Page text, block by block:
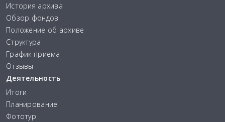
История архива
Обзор фондов
Положение об архиве
Структура
График приема
Отзывы
Деятельность
Итоги
Планирование
Фототур